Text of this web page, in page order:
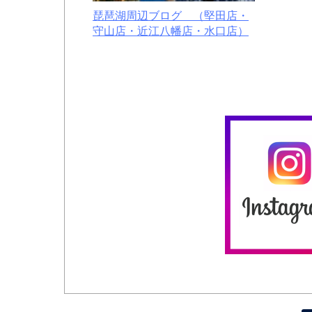
琵琶湖周辺ブログ （堅田店・
守山店・近江八幡店・水口店）